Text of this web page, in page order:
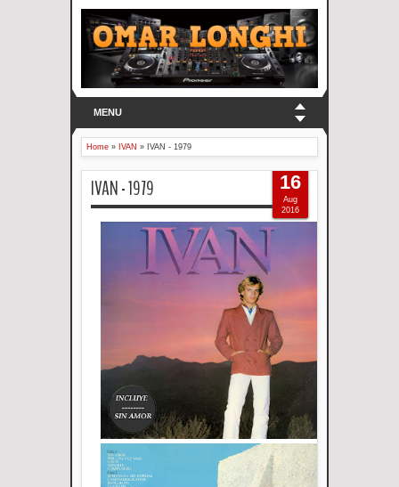
MENU
Home » IVAN » IVAN - 1979
IVAN - 1979 16
Aug
2016